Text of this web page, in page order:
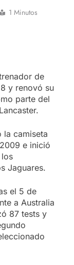
1 Minutos
de
y renovó su
parte del
la camiseta
e inició
Jaguares.
el 5 de
a Australia
87 tests y